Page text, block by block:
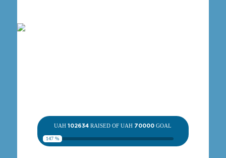
UAH102634 RAISED OF UAH 70000 GOAL
147 %